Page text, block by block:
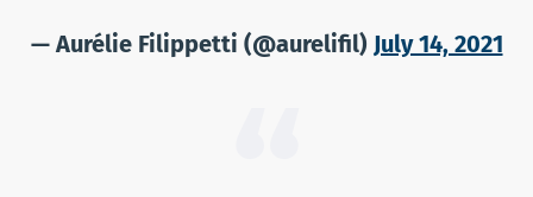
— Aurélie Filippetti (@aurelifil) July 14, 2021